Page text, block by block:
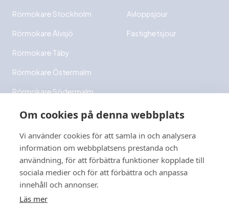
Om cookies på denna webbplats
Vi använder cookies för att samla in och analysera
information om webbplatsens prestanda och
användning, för att förbättra funktioner kopplade till
sociala medier och för att förbättra och anpassa
innehåll och annonser.
Läs mer
Rörmokare Stockholm
Rörmokare Älvsjö
Rörmokare Täby
Rörmokare Östermalm
Rörmokare Södermalm
Rörmokare Bromma
Rörmokare Danderyd
Rörmokare Hägersten
Avloppsjour
Fastighetsjour